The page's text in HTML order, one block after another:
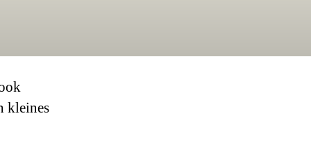
/2
kleines